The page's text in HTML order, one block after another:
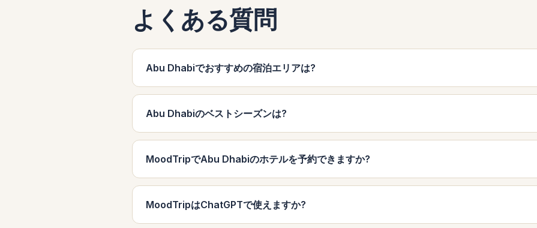
よくある質問
Abu Dhabiでおすすめの宿泊エリアは?
Abu Dhabiのベストシーズンは?
MoodTripでAbu Dhabiのホテルを予約できますか?
MoodTripはChatGPTで使えますか?